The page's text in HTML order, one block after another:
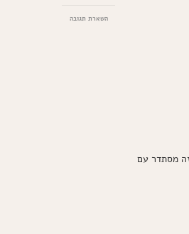
השארת תגובהבנושא
בלבד! אז איך המספר הזה מסתדר עם